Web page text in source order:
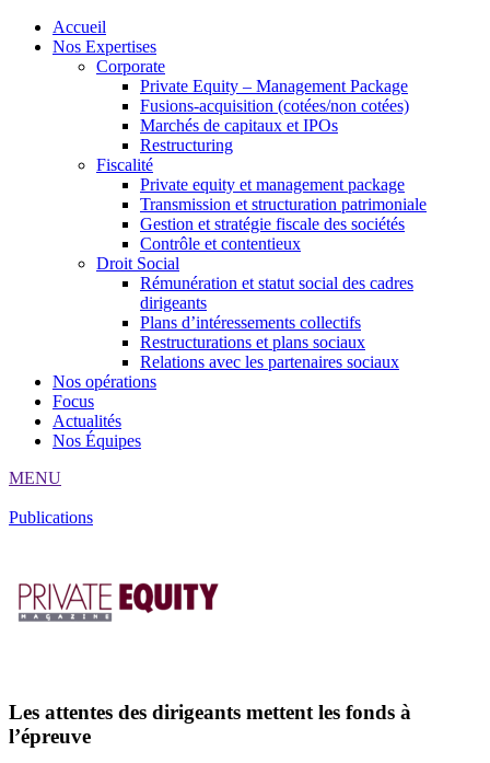
Accueil
Nos Expertises
Corporate
Private Equity – Management Package
Fusions-acquisition (cotées/non cotées)
Marchés de capitaux et IPOs
Restructuring
Fiscalité
Private equity et management package
Transmission et structuration patrimoniale
Gestion et stratégie fiscale des sociétés
Contrôle et contentieux
Droit Social
Rémunération et statut social des cadres
dirigeants
Plans d’intéressements collectifs
Restructurations et plans sociaux
Relations avec les partenaires sociaux
Nos opérations
Focus
Actualités
Nos Équipes
MENU
Publications
Les attentes des dirigeants mettent les fonds à
l’épreuve